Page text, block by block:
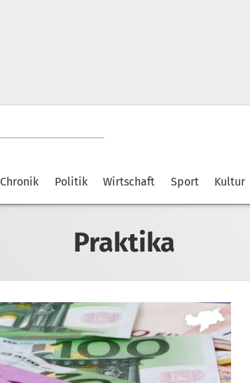
Chronik Politik Wirtschaft Sport Kultur
Praktika